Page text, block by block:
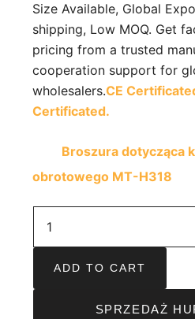
Size Available, Global
shipping, Low MOQ. Get
pricing from a trusted
cooperation support for
wholesalers.CE
Certificated.
Broszura dotycząca
obrotowego MT-H318
ADD TO CART
SPRZEDAŻ